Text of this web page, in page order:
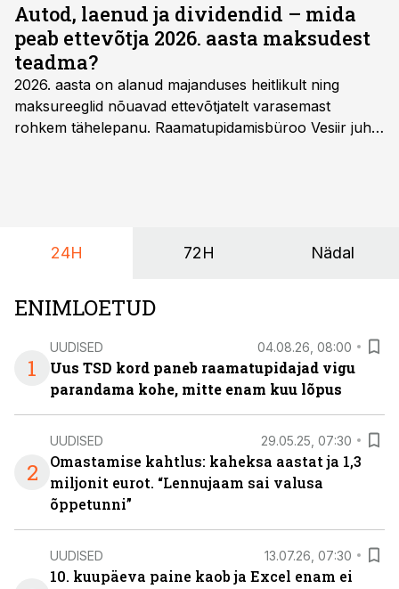
Autod, laenud ja dividendid – mida
peab ettevõtja 2026. aasta maksudest
teadma?
2026. aasta on alanud majanduses heitlikult ning
maksureeglid nõuavad ettevõtjatelt varasemast
rohkem tähelepanu. Raamatupidamisbüroo Vesiir juht
24H 72H Nädal
ENIMLOETUD
1
UUDISED 04.08.26, 08:00
Uus TSD kord paneb raamatupidajad vigu
parandama kohe, mitte enam kuu lõpus
2
UUDISED 29.05.25, 07:30
Omastamise kahtlus: kaheksa aastat ja 1,3
miljonit eurot. “Lennujaam sai valusa
õppetunni”
UUDISED 13.07.26, 07:30
10. kuupäeva paine kaob ja Excel enam ei